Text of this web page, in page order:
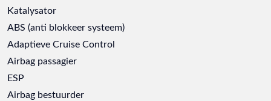
Katalysator
ABS (anti blokkeer systeem)
Adaptieve Cruise Control
Airbag passagier
ESP
Airbag bestuurder